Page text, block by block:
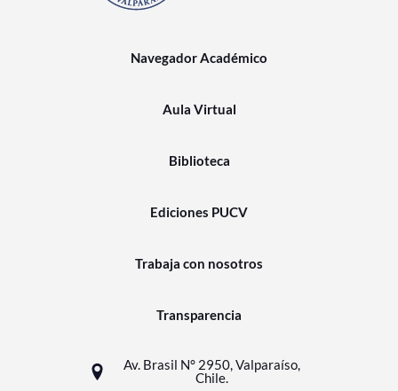
Navegador Académico
Aula Virtual
Biblioteca
Ediciones PUCV
Trabaja con nosotros
Transparencia
Av. Brasil N° 2950, Valparaíso,
Chile.